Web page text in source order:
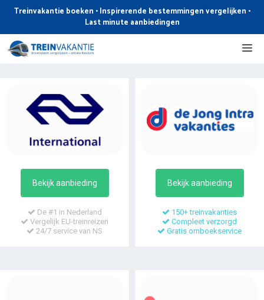
de
inhoud
Treinvakantie boeken • Inspirerende bestemmingen vergelijken •
Last minute aanbiedingen
Bekijk aanbieding
De #1 in Nederland
Vergelijk EU-treinreizen
24/7 service van NS
Bekijk aanbieding
150+ treinvakanties
Compleet verzorgd
Gratis omboekservice